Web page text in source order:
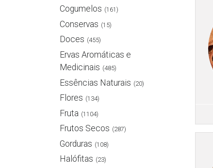
Cogumelos (161)
Conservas (15)
Doces (455)
Ervas Aromáticas e
Medicinais (485)
Essências Naturais (20)
Flores (134)
Fruta (1104)
Frutos Secos (287)
Gorduras (108)
Halófitas (23)